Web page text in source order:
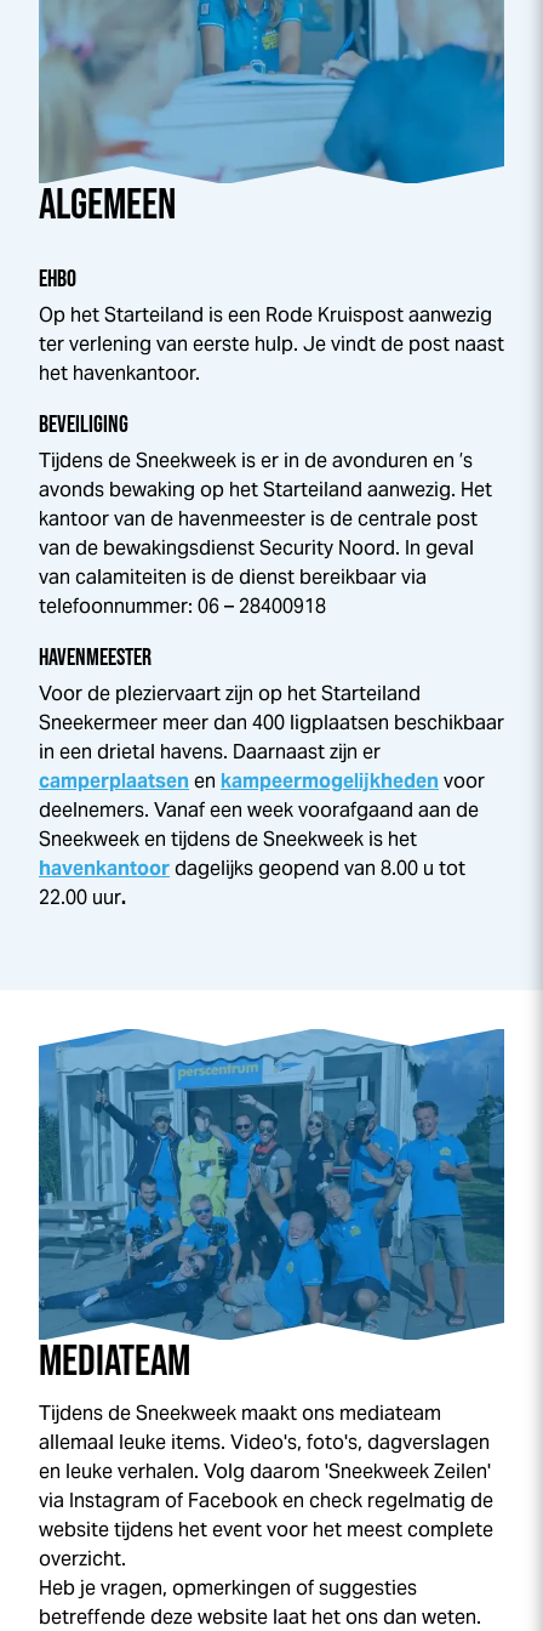
ALGEMEEN
EHBO
Op het Starteiland is een Rode Kruispost aanwezig
ter verlening van eerste hulp. Je vindt de post naast
het havenkantoor.
BEVEILIGING
Tijdens deSneekweek is er in de avonduren en ’s
avonds bewaking op het Starteiland aanwezig. Het
kantoor van de havenmeester is de centrale post
van de bewakingsdienst Security Noord. In geval
van calamiteiten is de dienst bereikbaar via
telefoonnummer: 06 – 28400918
HAVENMEESTER
Voor de pleziervaart zijn op het Starteiland
Sneekermeer meer dan 400 ligplaatsen beschikbaar
in een drietal havens. Daarnaast zijn er
camperplaatsen en kampeermogelijkheden voor
deelnemers. Vanaf een week voorafgaand aan de
Sneekweeken tijdens deSneekweek is het
havenkantoordagelijks geopend van 8.00 u tot
22.00 uur.
MEDIATEAM
Tijdens deSneekweek maakt ons mediateam
allemaal leuke items. Video's, foto's, dagverslagen
en leuke verhalen. Volg daarom 'SneekweekZeilen'
via Instagram of Facebook en check regelmatig de
website tijdens het event voor het meest complete
overzicht.
Heb je vragen, opmerkingen of suggesties
betreffende deze website laat het ons dan weten.